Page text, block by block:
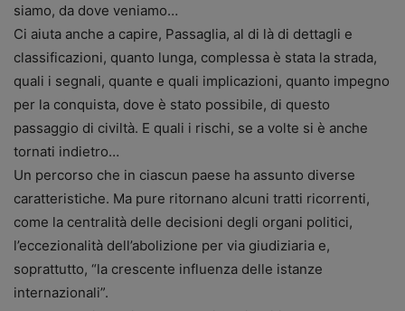
siamo, da dove veniamo…
Ci aiuta anche a capire, Passaglia, al di là di dettagli e
classificazioni, quanto lunga, complessa è stata la strada,
quali i segnali, quante e quali implicazioni, quanto impegno
per la conquista, dove è stato possibile, di questo
passaggio di civiltà. E quali i rischi, se a volte si è anche
tornati indietro…
Un percorso che in ciascun paese ha assunto diverse
caratteristiche. Ma pure ritornano alcuni tratti ricorrenti,
come la centralità delle decisioni degli organi politici,
l’eccezionalità dell’abolizione per via giudiziaria e,
soprattutto, “la crescente influenza delle istanze
internazionali”.